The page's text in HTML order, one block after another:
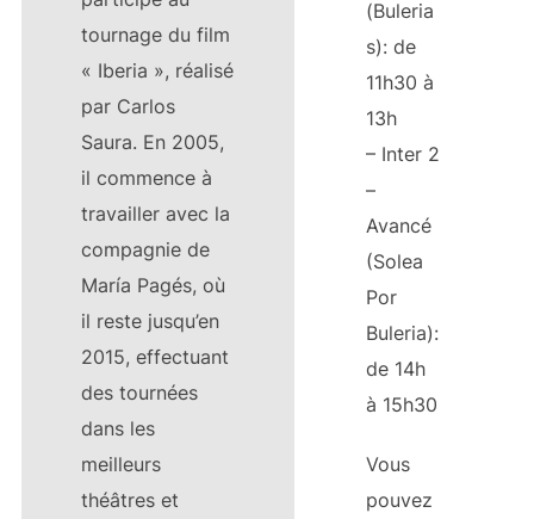
tournage du film
« Iberia », réalisé
par Carlos
Saura. En 2005,
il commence à
travailler avec la
compagnie de
María Pagés, où
il reste jusqu’en
2015, effectuant
des tournées
dans les
meilleurs
théâtres et
(Buleria
s): de
11h30 à
13h
– Inter 2
–
Avancé
(Solea
Por
Buleria):
de 14h
à 15h30
Vous
pouvez